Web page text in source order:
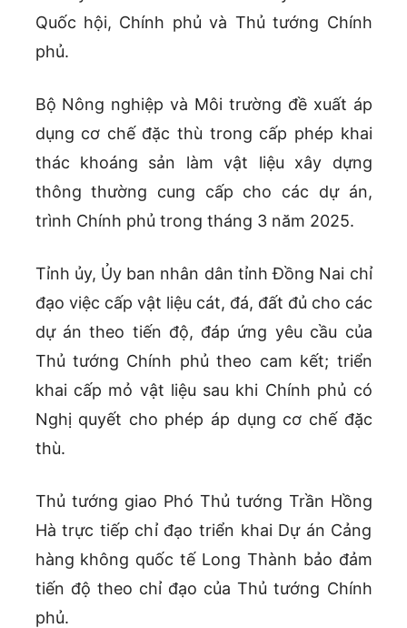
Quốc hội, Chính phủ và Thủ tướng Chính
phủ.
Bộ Nông nghiệp và Môi trường đề xuất áp
dụng cơ chế đặc thù trong cấp phép khai
thác khoáng sản làm vật liệu xây dựng
thông thường cung cấp cho các dự án,
trình Chính phủ trong tháng 3 năm 2025.
Tỉnh ủy, Ủy ban nhân dân tỉnh Đồng Nai chỉ
đạo việc cấp vật liệu cát, đá, đất đủ cho các
dự án theo tiến độ, đáp ứng yêu cầu của
Thủ tướng Chính phủ theo cam kết; triển
khai cấp mỏ vật liệu sau khi Chính phủ có
Nghị quyết cho phép áp dụng cơ chế đặc
thù.
Thủ tướng giao Phó Thủ tướng Trần Hồng
Hà trực tiếp chỉ đạo triển khai Dự án Cảng
hàng không quốc tế Long Thành bảo đảm
tiến độ theo chỉ đạo của Thủ tướng Chính
phủ.